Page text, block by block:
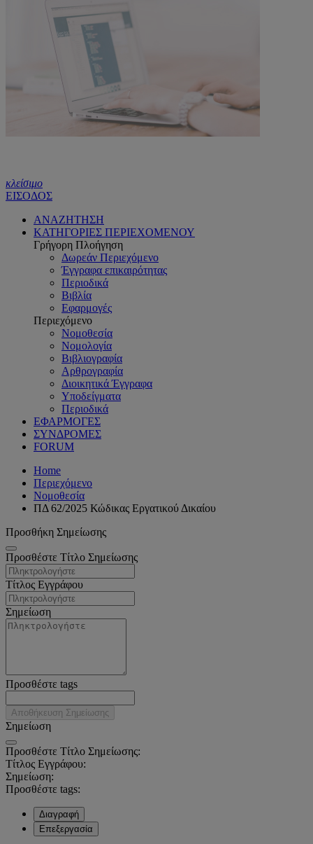
κλείσιμο
ΕΙΣΟΔΟΣ
ΑΝΑΖΗΤΗΣΗ
ΚΑΤΗΓΟΡΙΕΣ ΠΕΡΙΕΧΟΜΕΝΟΥ
Γρήγορη Πλοήγηση
Δωρεάν Περιεχόμενο
Έγγραφα επικαιρότητας
Περιοδικά
Βιβλία
Εφαρμογές
Περιεχόμενο
Νομοθεσία
Νομολογία
Βιβλιογραφία
Αρθρογραφία
Διοικητικά Έγγραφα
Υποδείγματα
Περιοδικά
ΕΦΑΡΜΟΓΕΣ
ΣΥΝΔΡΟΜΕΣ
FORUM
Home
Περιεχόμενο
Νομοθεσία
ΠΔ 62/2025 Κώδικας Εργατικού Δικαίου
Προσθήκη Σημείωσης
Προσθέστε Τίτλο Σημείωσης
Τίτλος Εγγράφου
Σημείωση
Προσθέστε tags
Αποθήκευση Σημείωσης
Σημείωση
Προσθέστε Τίτλο Σημείωσης:
Τίτλος Εγγράφου:
Σημείωση:
Προσθέστε tags:
Διαγραφή
Επεξεργασία